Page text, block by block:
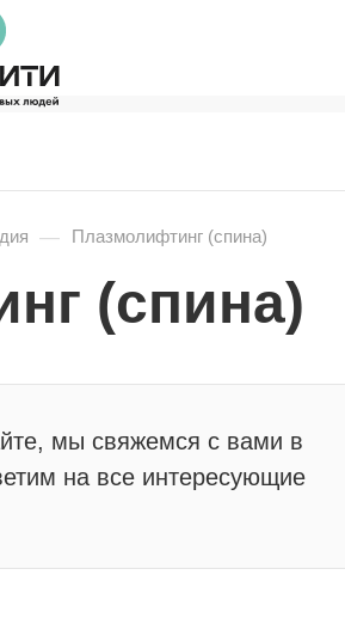
— Плазмолифтинг (спина)
(спина)
мы свяжемся с вами в
на все интересующие